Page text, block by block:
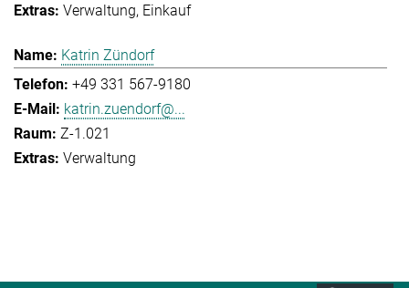
Verwaltung Einkauf
Katrin Zündorf
+49 331 567-9180
katrin.zuendorf@...
Z-1.021
Verwaltung